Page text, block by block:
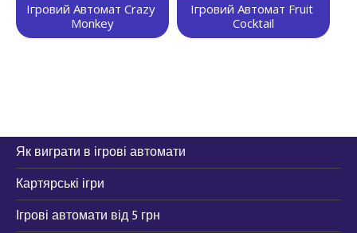
Ігровий Автомат Crazy
Monkey
Ігровий Автомат Fruit
Cocktail
Як виграти в ігрові автомати
Картярські ігри
Ігрові автомати від 5 грн